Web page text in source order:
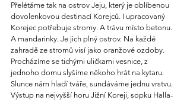
Přelétáme tak na ostrov Jeju, který je oblíbenou
dovolenkovou destinací Korejců. I upracovaný
Korejec potřebuje stromy. A trávu místo betonu.
A mandarinky. Je jich plný ostrov. Na každé
zahradě ze stromů visí jako oranžové ozdoby.
Procházíme se tichými uličkami vesnice, z
jednoho domu slyšíme někoho hrát na kytaru.
Slunce nám hladí tváře, sundáváme jednu vrstvu.
Výstup na nejvyšší horu Jižní Koreji, sopku Halla-